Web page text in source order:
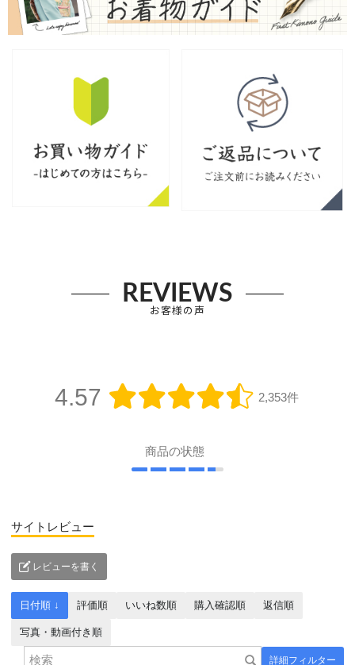
REVIEWS
お客様の声
4.57 2,353件
商品の状態
サイトレビュー
レビューを書く
詳細フィルター
日付順 ↓ 評価順 いいね数順 購入確認順 返信順
写真・動画付き順